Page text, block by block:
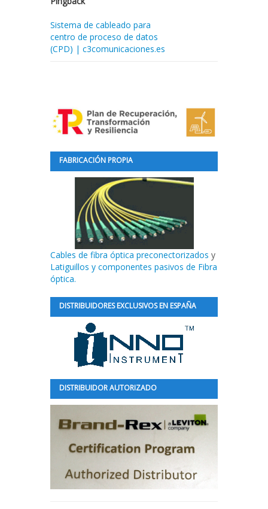
Sistema de cableado para
centro de proceso de datos
(CPD) | c3comunicaciones.es
FABRICACIÓN PROPIA
Cables de fibra óptica preconectorizados y
Latiguillos y componentes pasivos de Fibra
óptica.
DISTRIBUIDORES EXCLUSIVOS EN ESPAÑA
DISTRIBUIDOR AUTORIZADO